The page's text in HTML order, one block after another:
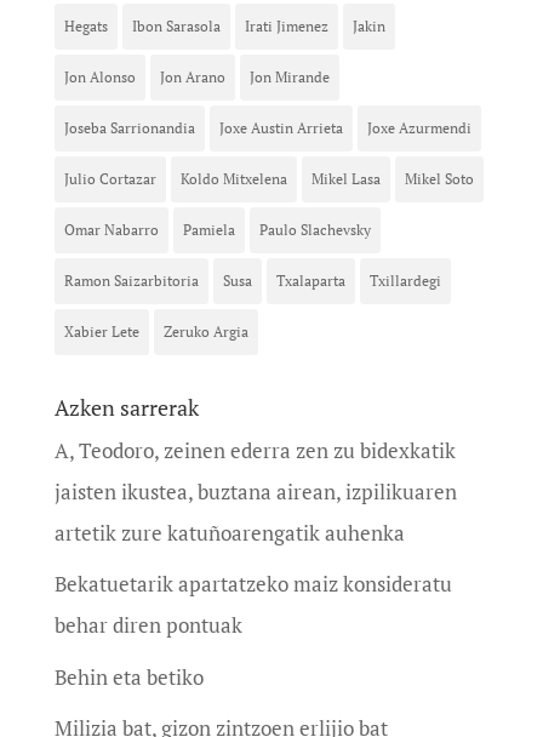
Hegats Ibon Sarasola Irati Jimenez Jakin
Jon Alonso Jon Arano Jon Mirande
Joseba Sarrionandia Joxe Austin Arrieta Joxe Azurmendi
Julio Cortazar Koldo Mitxelena Mikel Lasa Mikel Soto
Omar Nabarro Pamiela Paulo Slachevsky
Ramon Saizarbitoria Susa Txalaparta Txillardegi
Xabier Lete Zeruko Argia
Azken sarrerak
A, Teodoro, zeinen ederra zen zu bidexkatik
jaisten ikustea, buztana airean, izpilikuaren
artetik zure katuñoarengatik auhenka
Bekatuetarik apartatzeko maiz konsideratu
behar diren pontuak
Behin eta betiko
Milizia bat, gizon zintzoen erlijio bat